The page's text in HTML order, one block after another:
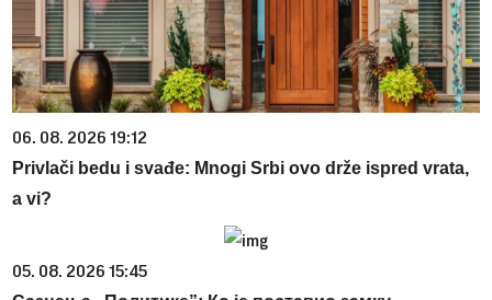
06. 08. 2026 19:12
Privlači bedu i svađe: Mnogi Srbi ovo drže ispred vrata,
a vi?
05. 08. 2026 15:45